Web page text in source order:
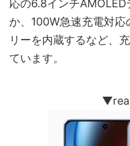
応の6.8インチ
か、100W急速充電対
リーを内蔵するなど、
ています。